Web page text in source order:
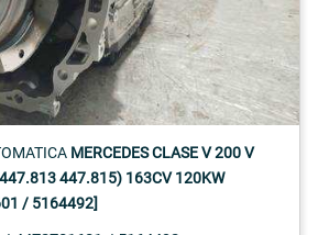
MERCEDES CLASE V 200 V
447.815) 163CV 120KW
/ 5164492]